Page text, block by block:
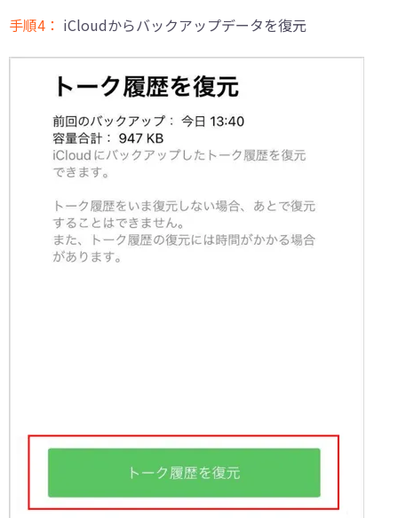
手順4： iCloudからバックアップデータを復元